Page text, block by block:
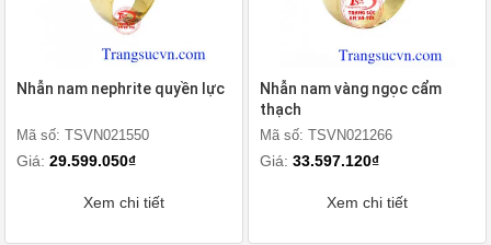
Nhẫn nam nephrite quyền lực
Mã số: TSVN021550
Giá: 29.599.050₫
Xem chi tiết
Nhẫn nam vàng ngọc cẩm
thạch
Mã số: TSVN021266
Giá: 33.597.120₫
Xem chi tiết